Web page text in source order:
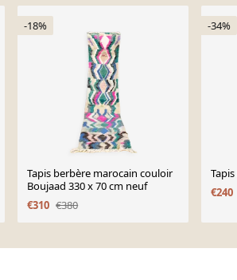
-18%
Tapis berbère marocain couloir
Boujaad 330 x 70 cm neuf
€310 €380
-34%
€240